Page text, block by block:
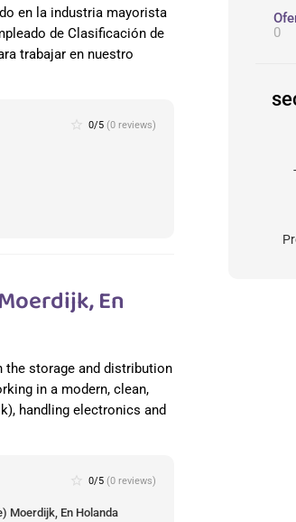
en la industria mayorista
de Clasificación de
trabajar en nuestro
star_border 0/5 (0 reviews)
En
storage and distribution
in a modern, clean,
handling electronics and
star_border 0/5 (0 reviews)
Moerdijk, En Holanda
0